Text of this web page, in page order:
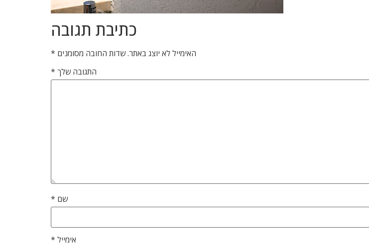
כתיבת תגובה
האימייל לא יוצג באתר.שדות החובה מסומנים *
התגובה שלך *
שם *
אימייל *